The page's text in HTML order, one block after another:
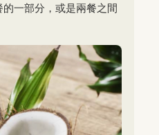
一部分，或是兩餐之間